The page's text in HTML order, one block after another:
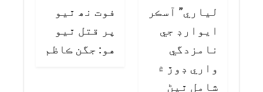
لياري” آسڪر
ايوارڊ جي
نامزدگي
واري ڊوڙ ۾
شامل ٿيڻ
فوت نھ ٿيو
پر قتل ٿيو
هو: جگن ڪاظم